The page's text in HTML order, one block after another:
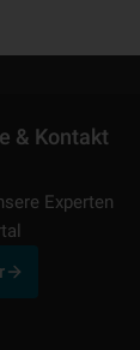
& Kontakt
Experten